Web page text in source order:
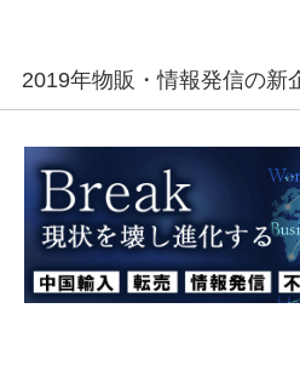
2019年物販・情報発信の新